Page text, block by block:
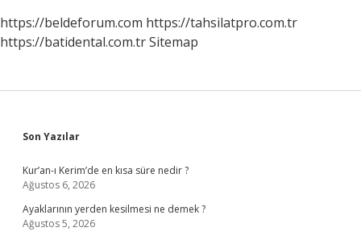
https://beldeforum.com https://tahsilatpro.com.tr
https://batidental.com.trSitemap
Sidebar
Son Yazılar
Kur’an-ı Kerim’de en kısa süre nedir ?
Ağustos 6, 2026
Ayaklarının yerden kesilmesi ne demek ?
Ağustos 5, 2026